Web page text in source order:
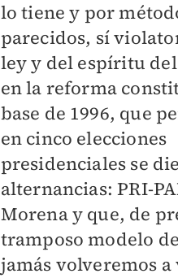
lo tiene y por
parecidos, sí
ley y del espíritu
en la reforma
base de 1996, que
en cinco elecciones
presidenciales se
alternancias: PRI-
Morena y que, de
tramposo modelo
jamás volveremos a